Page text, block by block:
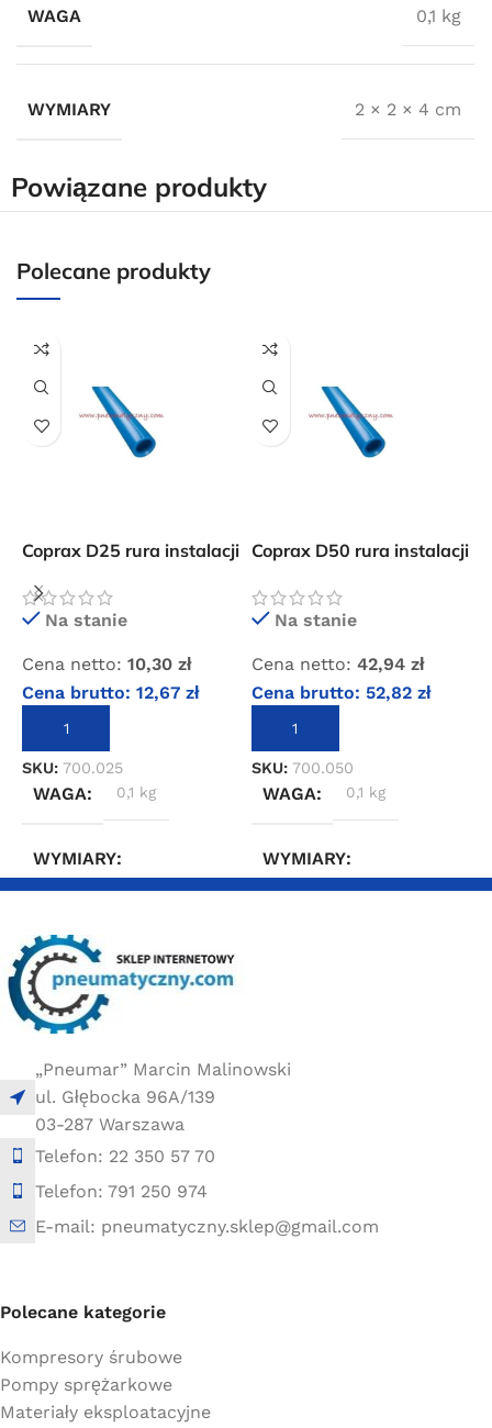
WAGA 0,1 kg
WYMIARY 2 × 2 × 4 cm
Powiązane produkty
Polecane produkty
Coprax D25 rura instalacji
Na stanie
Cena netto: 10,30 zł
Cena brutto: 12,67 zł
DODAJ DO KOSZYKA
SKU: 700.025
WAGA 0,1 kg
WYMIARY
Coprax D50 rura instalacji
Na stanie
Cena netto: 42,94 zł
Cena brutto: 52,82 zł
DODAJ DO KOSZYKA
SKU: 700.050
WAGA 0,1 kg
WYMIARY
„Pneumar” Marcin Malinowski
ul. Głębocka 96A/139
03-287 Warszawa
Telefon: 22 350 57 70
Telefon: 791 250 974
E-mail: pneumatyczny.sklep@gmail.com
Polecane kategorie
Kompresory śrubowe
Pompy sprężarkowe
Materiały eksploatacyjne
internetowym o wartości minimum 80,00 zł brutto.
Powered by Convert Plus